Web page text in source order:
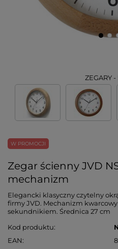
ZEGARY -
W PROMOCJI
Zegar ścienny JVD
mechanizm
Elegancki klasyczny czytelny
firmy JVD. Mechanizm
sekundnikiem. Średnica 27 cm
Kod produktu
EAN